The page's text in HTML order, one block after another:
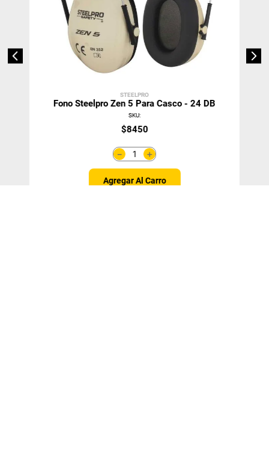
STEELPRO
Fono Steelpro Zen 5 Para Casco - 24 DB
SKU:
$8450
＋
－
Agregar Al Carro